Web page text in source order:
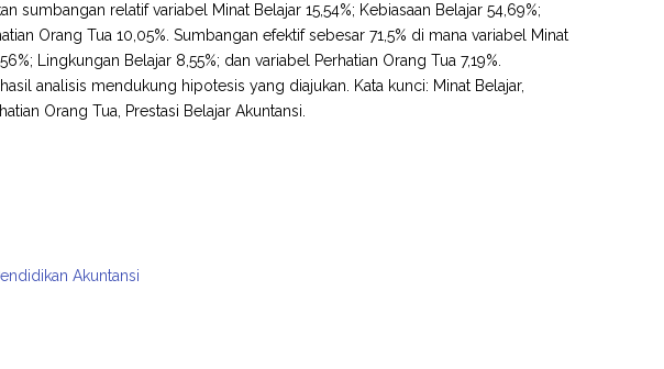
sumbangan relatif variabel Minat Belajar 15,54%; Kebiasaan Belajar 54,69%;
Orang Tua 10,05%. Sumbangan efektif sebesar 71,5% di mana variabel Minat
Lingkungan Belajar 8,55%; dan variabel Perhatian Orang Tua 7,19%.
analisis mendukung hipotesis yang diajukan. Kata kunci: Minat Belajar,
Orang Tua, Prestasi Belajar Akuntansi.
Akuntansi